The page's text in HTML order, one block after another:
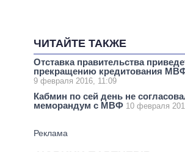
ЧИТАЙТЕ ТАКЖЕ
Отставка правительства
прекращению кредитования
9 февраля 2016, 11:09
Кабмин по сей день не
меморандум с МВФ 10 февраля